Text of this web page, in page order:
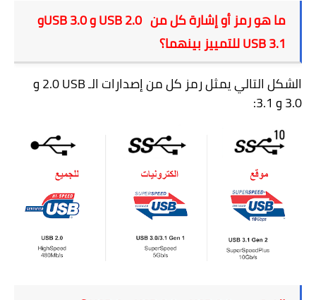
ما هو رمز أو إشارة كل من USB 2.0وUSB 3.0و
USB 3.1للتمييز بينهما؟
الشكل التالي يمثل رمز كل من إصدارات الـUSB
2.0 و
3.0 و 3.1: